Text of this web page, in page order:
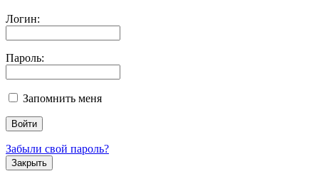
Логин:
Пароль:
Запомнить меня
Забыли свой пароль?
Закрыть